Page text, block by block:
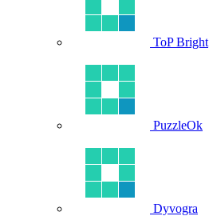
ToP Bright
PuzzleOk
Dyvogra